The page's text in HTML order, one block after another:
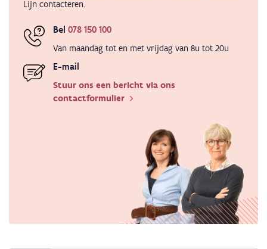
Lijn contacteren.
Bel 078 150 100
Van maandag tot en met vrijdag van 8u tot 20u
E-mail
Stuur ons een bericht via ons
contactformulier